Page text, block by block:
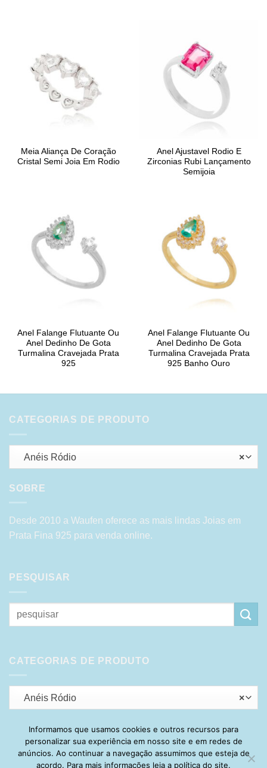
Meia Aliança De Coração
Cristal Semi Joia Em Rodio
Anel Ajustavel Rodio E
Zirconias Rubi Lançamento
Semijoia
Anel Falange Flutuante Ou
Anel Dedinho De Gota
Turmalina Cravejada Prata
925
Anel Falange Flutuante Ou
Anel Dedinho De Gota
Turmalina Cravejada Prata
925 Banho Ouro
CATEGORIAS DE PRODUTO
×
Anéis Ródio
SOBRE
Desde 2010 a Waufen oferece as mais lindas Joias em
Prata Fina 925 para venda online.
PESQUISAR
Pesquisar
por:
CATEGORIAS DE PRODUTO
×
Anéis Ródio
Visa PayPal Stripe MasterCard
Cash
On
Informamos que usamos cookies e outros recursos para
personalizar sua experiência em nosso site e em redes de
anúncios. Ao continuar a navegação assumimos que esteja de
acordo. Para mais informações leia a política do site.